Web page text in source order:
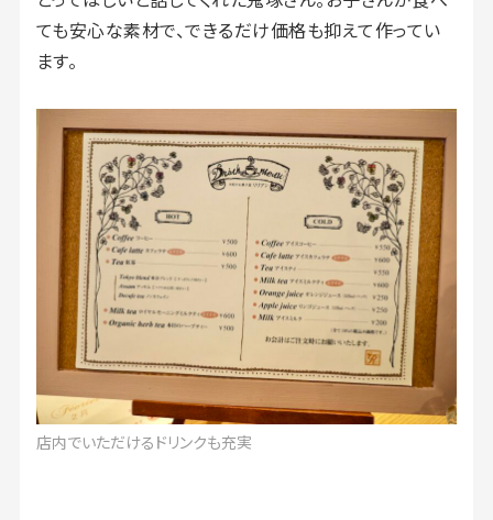
ても安心な素材で、できるだけ価格も抑えて作ってい
ます。
店内でいただけるドリンクも充実